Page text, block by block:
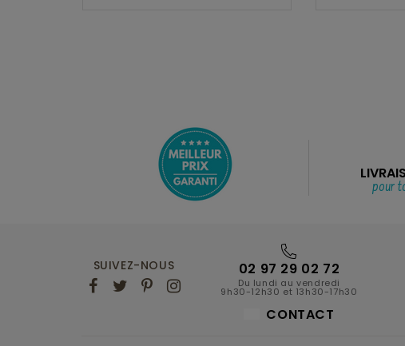
pour
SUIVEZ-NOUS 02 97 29 02 72
Du lundi au vendredi
9h30-12h30 et 13h30-17h30
CONTACT